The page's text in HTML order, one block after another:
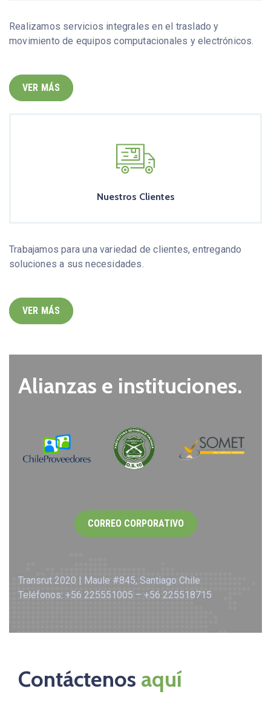
Realizamos servicios integrales en el traslado y
movimiento de equipos computacionales y electrónicos.
VER MÁS
Nuestros Clientes
Trabajamos para una variedad de clientes, entregando
soluciones a sus necesidades.
VER MÁS
Alianzas e instituciones.
CORREO CORPORATIVO
Transrut 2020 | Maule #845, Santiago Chile
Teléfonos: +56 225551005 – +56 225518715
Contáctenos aquí